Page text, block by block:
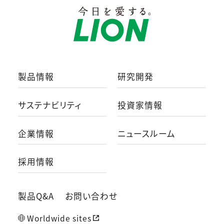
製品情報 研究開発
サステナビリティ 投資家情報
企業情報 ニュースルーム
採用情報
製品Q&A お問い合わせ
Worldwide sites